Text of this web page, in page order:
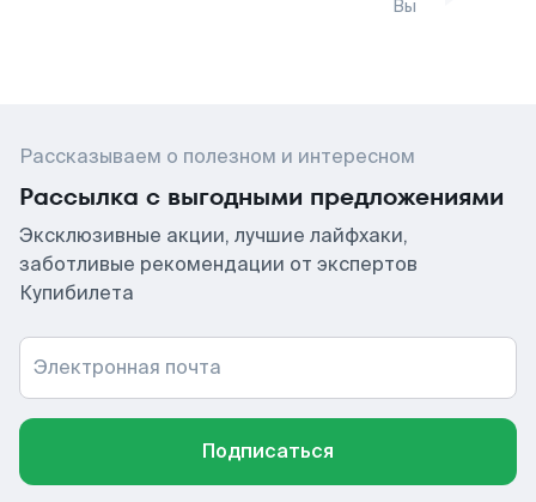
Вы
Рассказываем о полезном и интересном
Рассылка с выгодными предложениями
Эксклюзивные акции, лучшие лайфхаки,
заботливые рекомендации от экспертов
Купибилета
Электронная почта
Подписаться